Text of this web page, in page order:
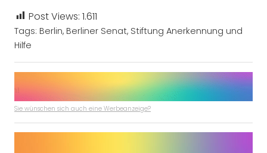
Post Views: 1.611
Tags: Berlin, Berliner Senat, Stiftung Anerkennung und
Hilfe
Sie wünschen sich auch eine Werbeanzeige?